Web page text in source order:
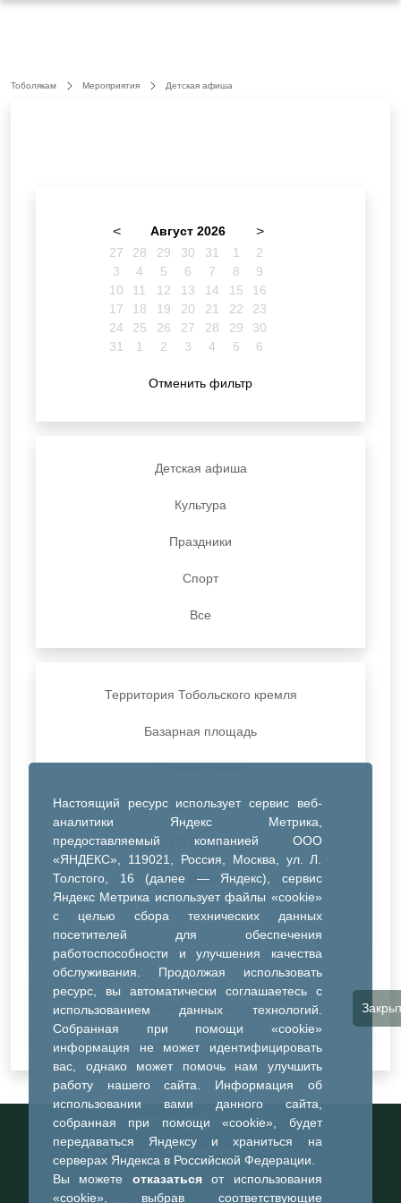
Настоящий ресурс использует сервис веб-
аналитики Яндекс Метрика,
предоставляемый компанией ООО
«ЯНДЕКС», 119021, Россия, Москва, ул. Л.
Толстого, 16 (далее — Яндекс), сервис
Яндекс Метрика использует файлы «cookie»
с целью сбора технических данных
посетителей для обеспечения
работоспособности и улучшения качества
обслуживания. Продолжая использовать
ресурс, вы автоматически соглашаетесь с
использованием данных технологий.
Собранная при помощи «cookie»
информация не может идентифицировать
вас, однако может помочь нам улучшить
работу нашего сайта. Информация об
использовании вами данного сайта,
собранная при помощи «cookie», будет
передаваться Яндексу и храниться на
серверах Яндекса в Российской Федерации.
Вы можете отказатьсяот использования
«cookie», выбрав соответствующие
Тоболякам Мероприятия Детская афиша
< Август 2026 >
27 28 29 30 31 1
2
3
4 5 6 7 8
9
10
11 12 13 14 15
16
17
18 19 20 21 22
23
24
25 26 27 28 29
30
31
1 2 3 4 5 6
Отменить фильтр
Детская афиша
Культура
Праздники
Спорт
Все
Территория Тобольского кремля
Базарная площадь
ДК Синтез
ДК Речник
ДК Водник
Иное
Очистить все фильтры
Информационный портал города
Тобольска
При использовании материалов ссылка на
портал обязательна
©2023-2026